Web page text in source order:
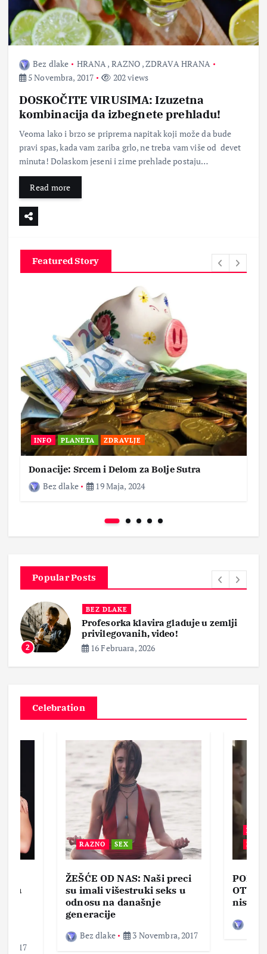
Bez dlake HRANA, RAZNO ,ZDRAVA HRANA
5 Novembra, 2017
202 views
DOSKOČITE VIRUSIMA: Izuzetna
kombinacija da izbegnete prehladu!
Veoma lako i brzo se priprema napitak koji može da bude
pravi spas, kada vam zariba grlo, ne treba vam više od devet
minuta! Dolaskom jeseni i zime prehlade postaju…
Read more
Featured Story
INFO PLANETA ZDRAVLJE
Donacije: Srcem i Delom za Bolje Sutra
Bez dlake
19 Maja, 2024
Popular Posts
2
BEZ DLAKE
Profesorka klavira gladuje u zemlji
privilegovanih, video!
16 Februara, 2026
Celebration
u
2017
RAZNO SEX
ŽEŠĆE OD NAS: Naši preci
su imali višestruki seks u
odnosu na današnje
generacije
Bez dlake 3 Novembra, 2017
BEZ
nisam